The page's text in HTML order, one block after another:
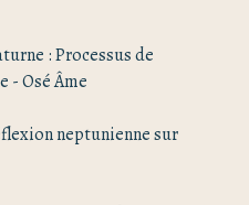
: Processus de
- Osé Âme
neptunienne sur